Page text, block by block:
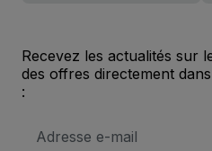
Recevez les actualités sur
des offres directement
:
e-